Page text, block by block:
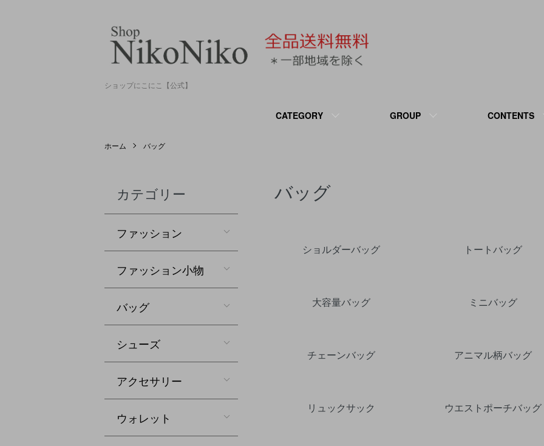
ショップにこにこ【公式】
CATEGORY GROUP CONTENTS
ホーム バッグ
バッグ
ショルダーバッグ
トートバッグ
大容量バッグ ミニバッグ
チェーンバッグ アニマル柄バッグ
リュックサック ウエストポーチバッグ
カテゴリー
ファッション
ファッション小物
バッグ
シューズ
アクセサリー
ウォレット